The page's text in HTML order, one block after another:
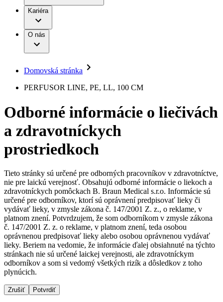
Terapie
Kontinencia a urológia
Liečba bolesti
Miniinvazívna chirurgia
Nutričná terapia
Onkológia
Ortopédia
Prevencia a kontrola infekcií
Spinálna chirurgia
Starostlivosť o rany
Uzatváranie rán
Riešenia
Terapie
B. Braun Avitum
Ochorenia
Služby pre pacientov
Dialyzačné strediská
B. Braun Avitum poskytuje kvalitnú dialyzačnú starostlivosť
vo všetkých svojich strediskách na Slovensku. Viac
informácií nájdete na stránke jednotlivých stredísk.
Práca a kariéra
Naša kultúra
Vaša príležitosť
Nájdite si prácu u nás​
Objavte svoje kariérne príležitosti ​v B. Braun. Vyhľadajte náš
trh práce​ pre zaujímavé pozície na Slovensku.​
Zodpovednosť
Médiá
Tlačové správy
Kontakt
Kontaktný formulár
Spoločnosť
Médiá
Kontakt
Kariéra
O nás
Domovská stránka
PERFUSOR LINE, PE, LL, 100 CM
Odborné informácie o liečivách
a zdravotníckych
prostriedkoch
Tieto stránky sú určené pre odborných pracovníkov v zdravotníctve,
nie pre laickú verejnosť. Obsahujú odborné informácie o liekoch a
zdravotníckych pomôckach B. Braun Medical s.r.o. Informácie sú
určené pre odborníkov, ktorí sú oprávnení predpisovať lieky či
vydávať lieky, v zmysle zákona č. 147/2001 Z. z., o reklame, v
platnom znení. Potvrdzujem, že som odborníkom v zmysle zákona
č. 147/2001 Z. z. o reklame, v platnom znení, teda osobou
oprávnenou predpisovať lieky alebo osobou oprávnenou vydávať
lieky. Beriem na vedomie, že informácie ďalej obsiahnuté na týchto
stránkach nie sú určené laickej verejnosti, ale zdravotníckym
odborníkov a som si vedomý všetkých rizík a dôsledkov z toho
plynúcich.
Zrušiť Potvrdiť